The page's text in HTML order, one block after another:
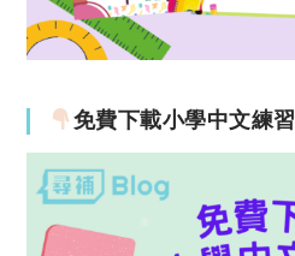
免費下載小學中文練習